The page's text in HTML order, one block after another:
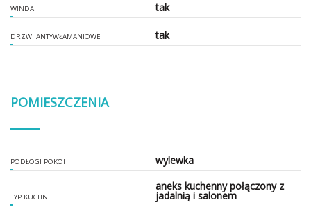
WINDA tak
DRZWI ANTYWŁAMANIOWE tak
POMIESZCZENIA
PODŁOGI POKOI wylewka
TYP KUCHNI
aneks kuchenny połączony z
jadalnią i salonem